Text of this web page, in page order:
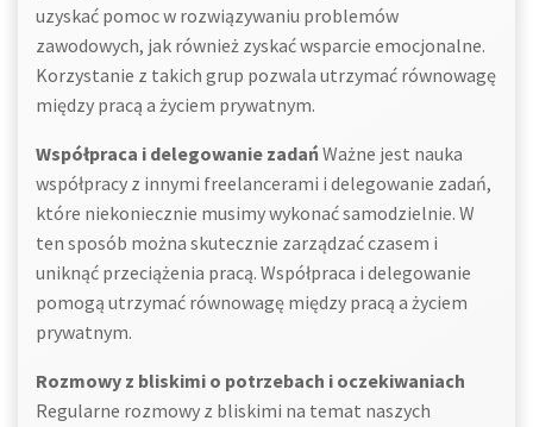
uzyskać pomoc w rozwiązywaniu problemów
zawodowych, jak również zyskać wsparcie emocjonalne.
Korzystanie z takich grup pozwala utrzymać równowagę
między pracą a życiem prywatnym.
Współpraca i delegowanie zadańWażne jest nauka
współpracy z innymi freelancerami i delegowanie zadań,
które niekoniecznie musimy wykonać samodzielnie. W
ten sposób można skutecznie zarządzać czasem i
uniknąć przeciążenia pracą. Współpraca i delegowanie
pomogą utrzymać równowagę między pracą a życiem
prywatnym.
Rozmowy z bliskimi o potrzebach i oczekiwaniach
Regularne rozmowy z bliskimi na temat naszych